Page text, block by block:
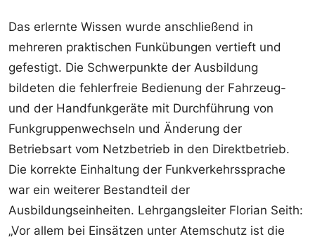
Das erlernte Wissen wurde anschließend in
mehreren praktischen Funkübungen vertieft und
gefestigt. Die Schwerpunkte der Ausbildung
bildeten die fehlerfreie Bedienung der Fahrzeug-
und der Handfunkgeräte mit Durchführung von
Funkgruppenwechseln und Änderung der
Betriebsart vom Netzbetrieb in den Direktbetrieb.
Die korrekte Einhaltung der Funkverkehrssprache
war ein weiterer Bestandteil der
Ausbildungseinheiten. Lehrgangsleiter Florian Seith:
„Vor allem bei Einsätzen unter Atemschutz ist die